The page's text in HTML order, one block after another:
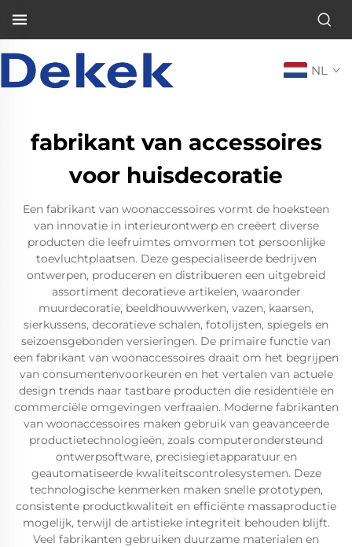
NL
fabrikant van accessoires
voor huisdecoratie
Een fabrikant van woonaccessoires vormt de hoeksteen
van innovatie in interieurontwerp en creëert diverse
producten die leefruimtes omvormen tot persoonlijke
toevluchtplaatsen. Deze gespecialiseerde bedrijven
ontwerpen, produceren en distribueren een uitgebreid
assortiment decoratieve artikelen, waaronder
muurdecoratie, beeldhouwwerken, vazen, kaarsen,
sierkussens, decoratieve schalen, fotolijsten, spiegels en
seizoensgebonden versieringen. De primaire functie van
een fabrikant van woonaccessoires draait om het begrijpen
van consumentenvoorkeuren en het vertalen van actuele
design trends naar tastbare producten die residentiële en
commerciële omgevingen verfraaien. Moderne fabrikanten
van woonaccessoires maken gebruik van geavanceerde
productietechnologieën, zoals computerondersteund
ontwerpsoftware, precisiegietapparatuur en
geautomatiseerde kwaliteitscontrolesystemen. Deze
technologische kenmerken maken snelle prototypen,
consistente productkwaliteit en efficiënte massaproductie
mogelijk, terwijl de artistieke integriteit behouden blijft.
Veel fabrikanten gebruiken duurzame materialen en